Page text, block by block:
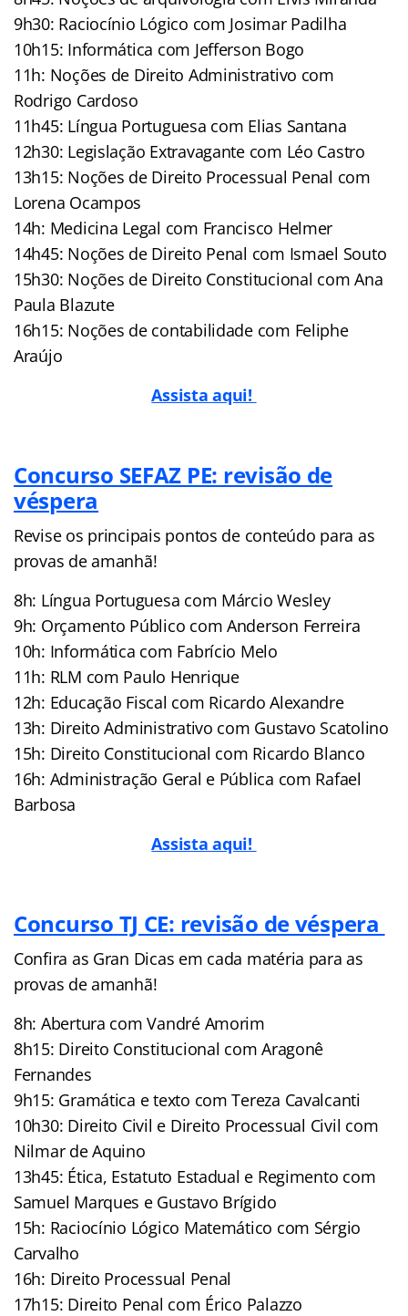
9h30: Raciocínio Lógico com Josimar Padilha
10h15: Informática com Jefferson Bogo
11h: Noções de Direito Administrativo com
Rodrigo Cardoso
11h45: Língua Portuguesa com Elias Santana
12h30: Legislação Extravagante com Léo Castro
13h15: Noções de Direito Processual Penal com
Lorena Ocampos
14h: Medicina Legal com Francisco Helmer
14h45: Noções de Direito Penal com Ismael Souto
15h30: Noções de Direito Constitucional com Ana
Paula Blazute
16h15: Noções de contabilidade com Feliphe
Araújo
Assista aqui!
Concurso SEFAZ PE: revisão de
véspera
Revise os principais pontos de conteúdo para as
provas de amanhã!
8h: Língua Portuguesa com Márcio Wesley
9h: Orçamento Público com Anderson Ferreira
10h: Informática com Fabrício Melo
11h: RLM com Paulo Henrique
12h: Educação Fiscal com Ricardo Alexandre
13h: Direito Administrativo com Gustavo Scatolino
15h: Direito Constitucional com Ricardo Blanco
16h: Administração Geral e Pública com Rafael
Barbosa
Assista aqui!
Concurso TJ CE: revisão de véspera
Confira as Gran Dicas em cada matéria para as
provas de amanhã!
8h: Abertura com Vandré Amorim
8h15: Direito Constitucional com Aragonê
Fernandes
9h15: Gramática e texto com Tereza Cavalcanti
10h30: Direito Civil e Direito Processual Civil com
Nilmar de Aquino
13h45: Ética, Estatuto Estadual e Regimento com
Samuel Marques e Gustavo Brígido
15h: Raciocínio Lógico Matemático com Sérgio
Carvalho
16h: Direito Processual Penal
17h15: Direito Penal com Érico Palazzo